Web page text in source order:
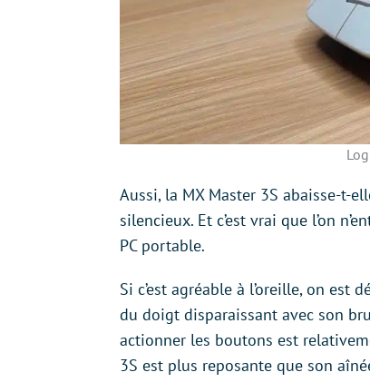
Aussi, la MX Master 3S abaisse-t-
silencieux. Et c’est vrai que l’on
PC portable.
Si c’est agréable à l’oreille, on
du doigt disparaissant avec son
actionner les boutons est
3S est plus reposante que son